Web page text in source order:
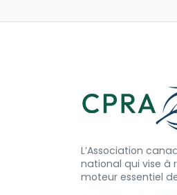
L’Association
national qui vise à
moteur essentiel